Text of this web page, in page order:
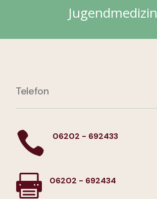
Jugendmedizin
Telefon
 06202 - 692433
 06202 - 692434